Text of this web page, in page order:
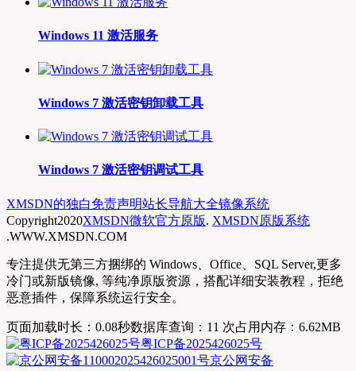
Windows 11 激活服务
Windows 7 激活密钥卸载工具
Windows 7 激活密钥调试工具
XMSDN的独白免责声明站长导航大全镜像系统
Copyright2020XMSDN微软官方原版. XMSDN原版系统
.WWW.XMSDN.COM
专注提供无第三方捆绑的 Windows、Office、SQL Server,更多
冷门或新版镜像, 等纯净原版资源，搭配详细安装教程，拒绝
恶意插件，保障系统运行安全。
页面加载时长：0.08秒数据库查询：11 次占用内存：6.62MB
粤ICP备2025426025号
京公网安备